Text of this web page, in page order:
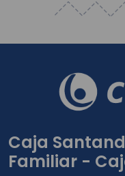
Caja
Familiar -